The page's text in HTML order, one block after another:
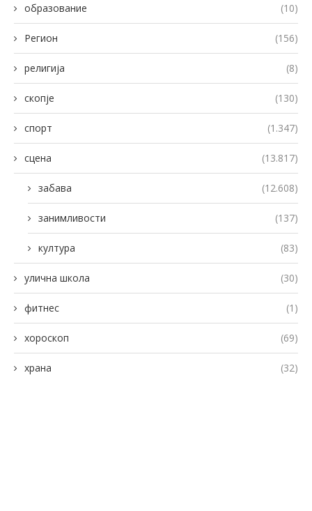
образование (10)
Регион (156)
религија (8)
скопје (130)
спорт (1.347)
сцена (13.817)
забава (12.608)
занимливости (137)
култура (83)
улична школа (30)
фитнес (1)
хороскоп (69)
храна (32)